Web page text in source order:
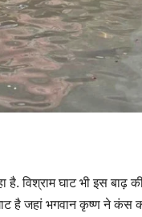
है. विश्राम घाट भी इस
है जहां भगवान कृष्ण ने कंस